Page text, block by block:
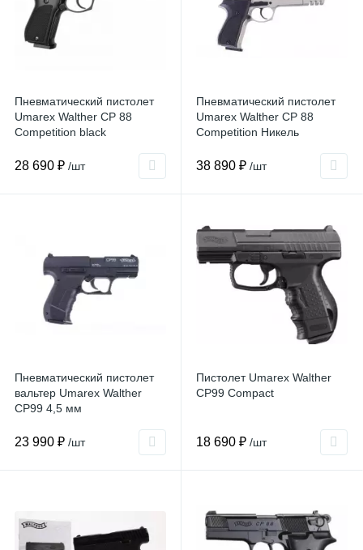
Пневматический пистолет
Umarex Walther CP 88
Competition black
28 690 ₽ /шт
Пневматический пистолет
Umarex Walther CP 88
Competition Никель
38 890 ₽ /шт
Пневматический пистолет
вальтер Umarex Walther
CP99 4,5 мм
23 990 ₽ /шт
Пистолет Umarex Walther
CP99 Compact
18 690 ₽ /шт